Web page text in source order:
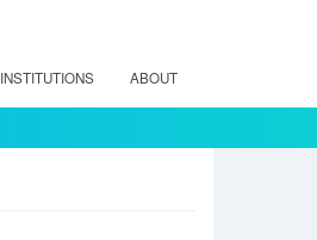
INSTITUTIONS ABOUT